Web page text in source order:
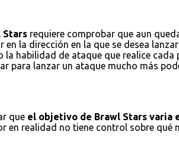
Stars requiere comprobar que aun
la dirección en la que se desea
habilidad de ataque que realice
para lanzar un ataque mucho más
que el objetivo de Brawl Stars varia
en realidad no tiene control sobre